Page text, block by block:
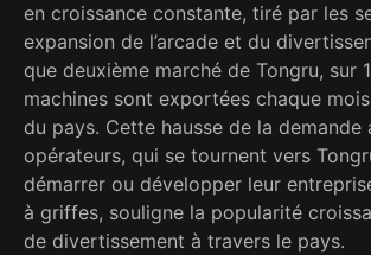
en croissance constante, tiré par les
expansion de l’arcade et du
que deuxième marché de Tongru, sur
machines sont exportées chaque
du pays. Cette hausse de la demande
opérateurs, qui se tournent vers
démarrer ou développer leur
à griffes, souligne la popularité
de divertissement à travers le pays.